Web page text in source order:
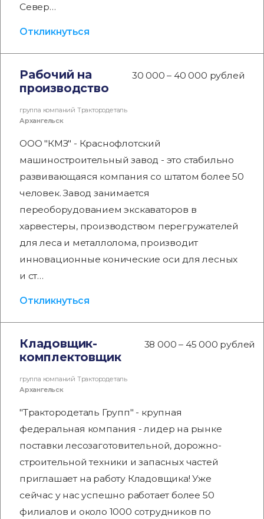
Север…
Откликнуться
Рабочий на
производство
30 000 – 40 000 рублей
группа компаний Трактородеталь
Архангельск
ООО "КМЗ" - Краснофлотский
машиностроительный завод - это стабильно
развивающаяся компания со штатом более 50
человек. Завод занимается
переоборудованием экскаваторов в
харвестеры, производством перегружателей
для леса и металлолома, производит
инновационные конические оси для лесных
и ст…
Откликнуться
Кладовщик-
комплектовщик
38 000 – 45 000 рублей
группа компаний Трактородеталь
Архангельск
"Трактородеталь Групп" - крупная
федеральная компания - лидер на рынке
поставки лесозаготовительной, дорожно-
строительной техники и запасных частей
приглашает на работу Кладовщика! Уже
сейчас у нас успешно работает более 50
филиалов и около 1000 сотрудников по